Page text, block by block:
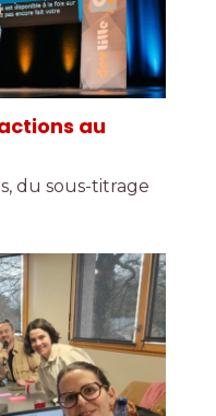
au
du sous-titrage